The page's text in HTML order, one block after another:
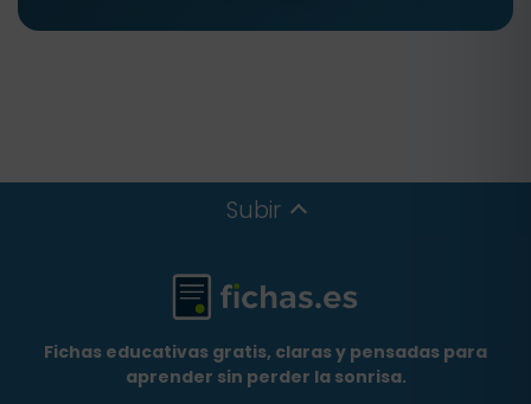
Subir
Fichas educativas gratis, claras y pensadas para
aprender sin perder la sonrisa.